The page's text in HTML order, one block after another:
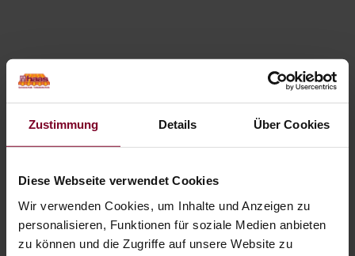
Zustimmung Details Über Cookies
Diese Webseite verwendet Cookies
Wir verwenden Cookies, um Inhalte und Anzeigen zu
personalisieren, Funktionen für soziale Medien anbieten
zu können und die Zugriffe auf unsere Website zu